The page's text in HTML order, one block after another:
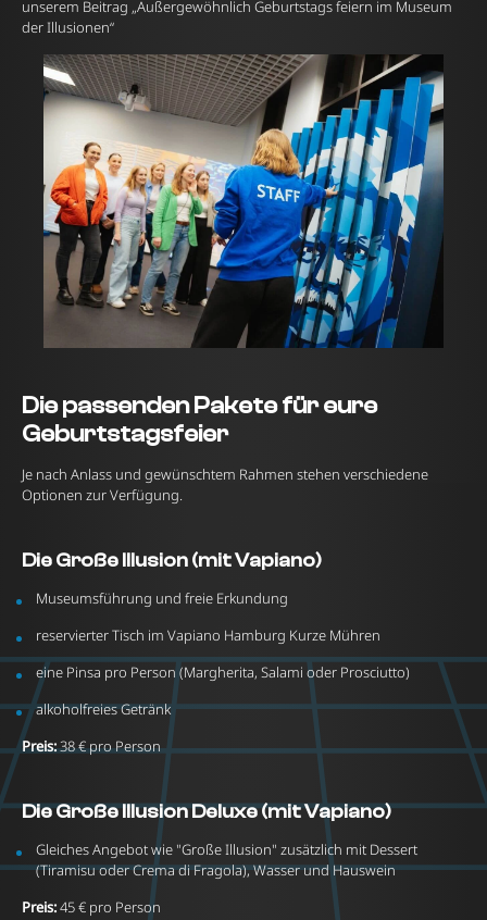
unserem Beitrag „Außergewöhnlich Geburtstags feiern im Museum
der Illusionen“
Die passenden Pakete für eure
Geburtstagsfeier
Je nach Anlass und gewünschtem Rahmen stehen verschiedene
Optionen zur Verfügung.
Die Große Illusion (mit Vapiano)
Museumsführung und freie Erkundung
reservierter Tisch im Vapiano Hamburg Kurze Mühren
eine Pinsa pro Person (Margherita, Salami oder Prosciutto)
alkoholfreies Getränk
Preis:38 € pro Person
Die Große Illusion Deluxe(mit Vapiano)
Gleiches Angebot wie "Große Illusion" zusätzlich mit Dessert
(Tiramisu oder Crema di Fragola), Wasser und Hauswein
Preis:45 € pro Person